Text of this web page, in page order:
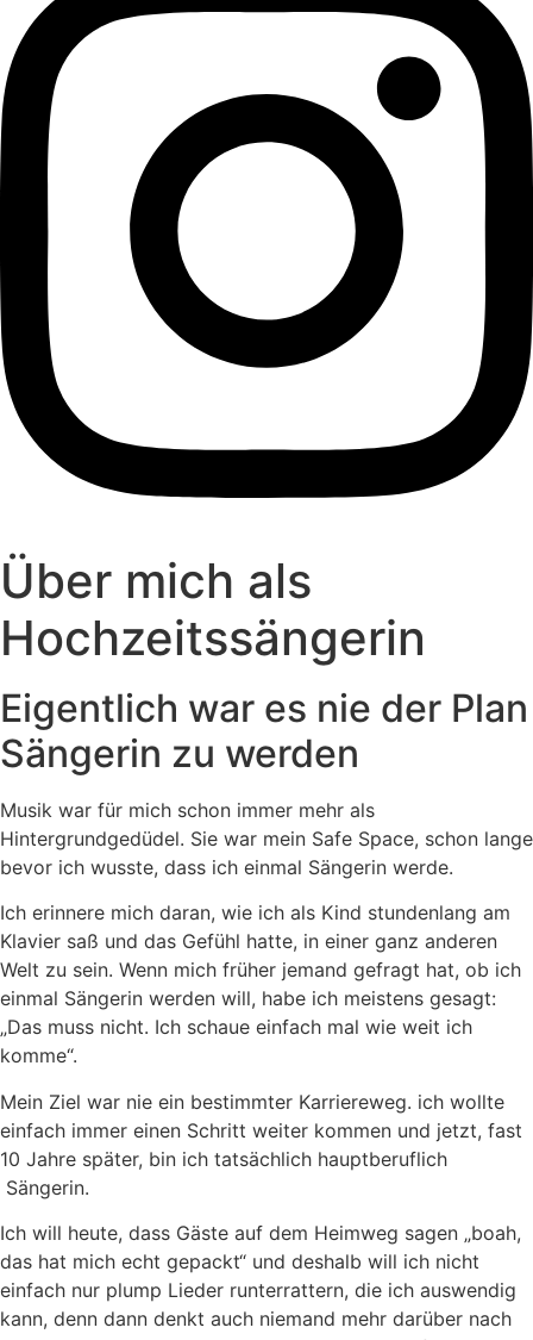
Über mich als
Hochzeitssängerin
Eigentlich war es nie der Plan
Sängerin zu werden
Musik war für mich schon immer mehr als
Hintergrundgedüdel. Sie war mein Safe Space, schon lange
bevor ich wusste, dass ich einmal Sängerin werde.
Ich erinnere mich daran, wie ich als Kind stundenlang am
Klavier saß und das Gefühl hatte, in einer ganz anderen
Welt zu sein. Wenn mich früher jemand gefragt hat, ob ich
einmal Sängerin werden will, habe ich meistens gesagt:
„Das muss nicht. Ich schaue einfach mal wie weit ich
komme“.
Mein Ziel war nie ein bestimmter Karriereweg. ich wollte
einfach immer einen Schritt weiter kommen und jetzt, fast
10 Jahre später, bin ich tatsächlich hauptberuflich
Sängerin.
Ich will heute, dass Gäste auf dem Heimweg sagen „boah,
das hat mich echt gepackt“ und deshalb will ich nicht
einfach nur plump Lieder runterrattern, die ich auswendig
kann, denn dann denkt auch niemand mehr darüber nach